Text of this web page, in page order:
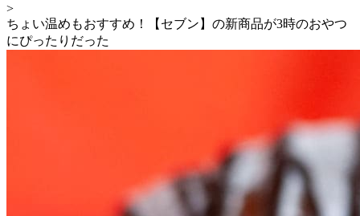
>
ちょい温めもおすすめ！【セブン】の新商品が3時のおやつ
にぴったりだった